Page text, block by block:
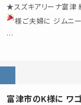
★スズキアリーナ富津 納車情
様ご夫婦に ジムニ
…
富津市のK様に ワ